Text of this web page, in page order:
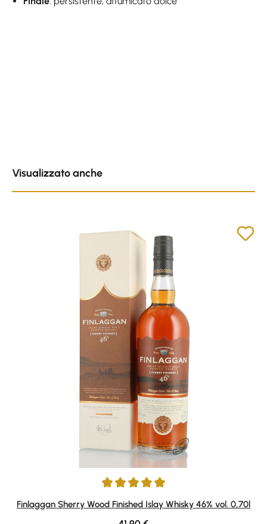
Visualizzato anche
Average rating of 5 out of 5 stars
Finlaggan Sherry Wood Finished Islay Whisky 46% vol. 0,70l